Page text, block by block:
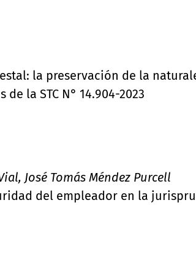
la preservación de la
la STC N° 14.904-2023
José Tomás Méndez Purcell
del empleador en la